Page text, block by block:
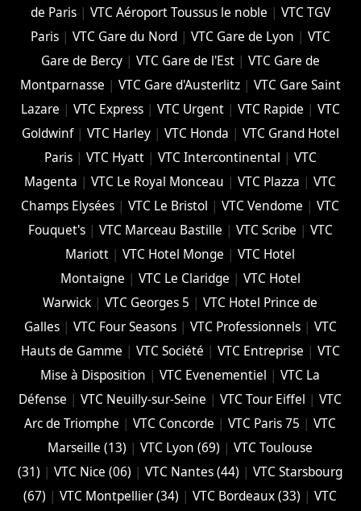
de Paris| VTC Aéroport Toussus le noble | VTC TGV
Paris| VTC Gare du Nord| VTC Gare de Lyon | VTC
Gare de Bercy| VTC Gare de l'Est| VTC Gare de
Montparnasse | VTC Gare d'Austerlitz| VTC Gare Saint
Lazare | VTC Express| VTC Urgent| VTC Rapide | VTC
Goldwinf| VTC Harley| VTC Honda | VTC Grand Hotel
Paris| VTC Hyatt| VTC Intercontinental | VTC
Magenta |VTC Le Royal Monceau |VTC Plazza |VTC
Champs Elysées |VTC Le Bristol |VTC Vendome |VTC
Fouquet's| VTC Marceau Bastille | VTC Scribe | VTC
Mariott |VTC Hotel Monge |VTC Hotel
Montaigne | VTC Le Claridge | VTC Hotel
Warwick |VTC Georges 5 |VTC Hotel Prince de
Galles| VTC Four Seasons| VTC Professionnels| VTC
Hauts de Gamme | VTC Société | VTC Entreprise | VTC
Mise à Disposition |VTC Evenementiel |VTC La
Défense |VTC Neuilly-sur-Seine |VTC Tour Eiffel |VTC
Arc de Triomphe |VTC Concorde |VTC Paris 75 |VTC
Marseille (13) |VTC Lyon (69) |VTC Toulouse
(31) |VTC Nice (06) |VTC Nantes (44) |VTC Starsbourg
(67) |VTC Montpellier (34) |VTC Bordeaux (33) |VTC